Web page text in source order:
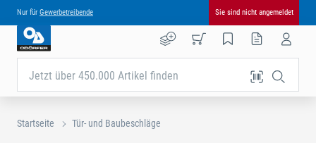
Nur für Gewerbetreibende Sie sind nicht angemeldet
Jetzt über 450.000 Artikel finden
Startseite Tür- und Baubeschläge